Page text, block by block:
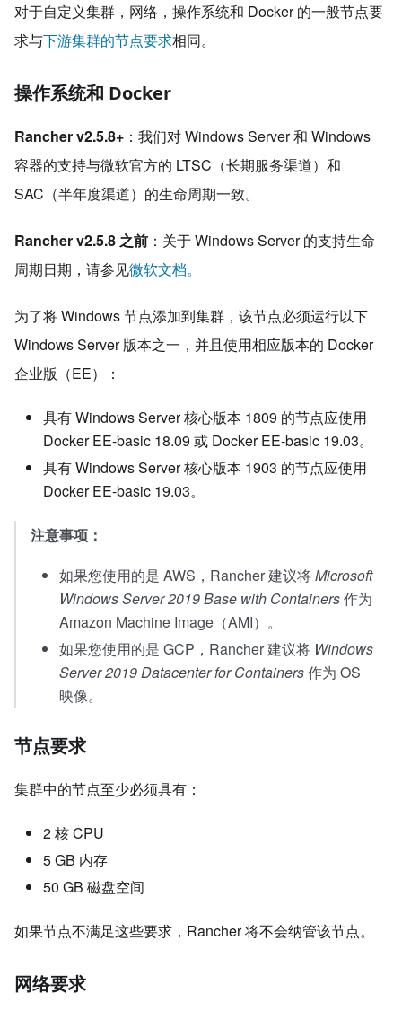
对于自定义集群，网络，操作系统和 Docker 的一般节点要
求与下游集群的节点要求相同。
操作系统和 Docker
Rancher v2.5.8+ ：我们对 Windows Server 和 Windows
容器的支持与微软官方的 LTSC（长期服务渠道）和
SAC（半年度渠道）的生命周期一致。
Rancher v2.5.8 之前 ：关于 Windows Server 的支持生命
周期日期，请参见微软文档。
为了将 Windows 节点添加到集群，该节点必须运行以下
Windows Server 版本之一，并且使用相应版本的 Docker
企业版（EE）：
具有 Windows Server 核心版本 1809 的节点应使用
Docker EE-basic 18.09 或 Docker EE-basic 19.03。
具有 Windows Server 核心版本 1903 的节点应使用
Docker EE-basic 19.03。
注意事项：
如果您使用的是 AWS，Rancher 建议将Microsoft
Windows Server 2019 Base with Containers作为
Amazon Machine Image（AMI）。
如果您使用的是 GCP，Rancher 建议将 Windows
Server 2019 Datacenter for Containers作为 OS
映像。
节点要求
集群中的节点至少必须具有：
2 核 CPU
5 GB 内存
50 GB 磁盘空间
如果节点不满足这些要求，Rancher 将不会纳管该节点。
网络要求